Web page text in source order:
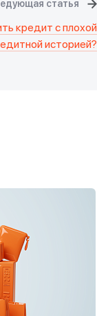
статья
кредит с плохой
историей?